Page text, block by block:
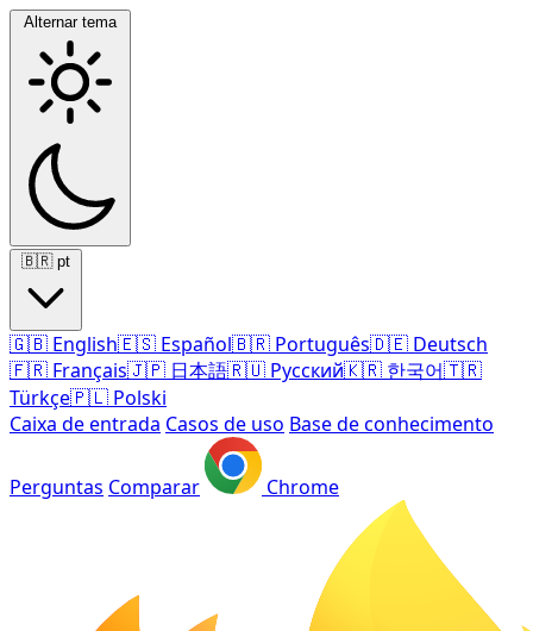
Alternar tema
🇧🇷 pt
🇬🇧 English🇪🇸 Español🇧🇷 Português🇩🇪 Deutsch
🇫🇷 Français🇯🇵 日本語🇷🇺 Русский🇰🇷 한국어🇹🇷
Türkçe🇵🇱 Polski
Caixa de entrada Casos de uso Base de conhecimento
Perguntas Comparar Chrome